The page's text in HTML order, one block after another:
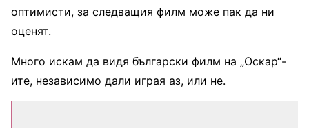
оптимисти, за следващия филм може пак да ни
оценят.
Много искам да видя български филм на „Оскар“-
ите, независимо дали играя аз, или не.